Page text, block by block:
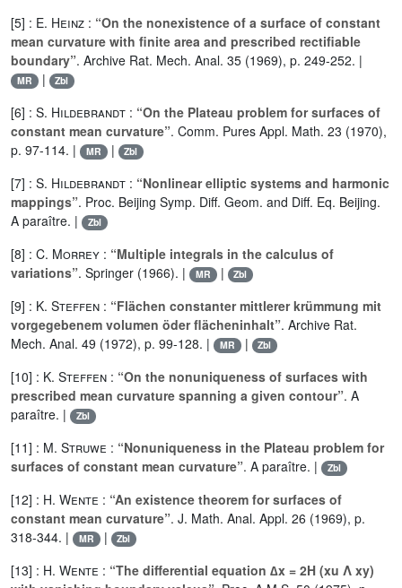
[5] : E. Heinz : “On the nonexistence of a surface of constant
mean curvature with finite area and prescribed rectifiable
boundary”. Archive Rat. Mech. Anal. 35 (1969), p. 249-252. |
MR | Zbl
[6] : S. Hildebrandt : “On the Plateau problem for surfaces of
constant mean curvature”. Comm. Pures Appl. Math. 23 (1970),
p. 97-114. |
MR | Zbl
[7] : S. Hildebrandt : “Nonlinear elliptic systems and harmonic
mappings”. Proc. Beijing Symp. Diff. Geom. and Diff. Eq. Beijing.
A paraître. |
Zbl
[8] : C. Morrey : “Multiple integrals in the calculus of
variations”. Springer (1966). | MR | Zbl
[9] : K. Steffen : “Flächen constanter mittlerer krümmung mit
vorgegebenem volumen öder flächeninhalt”. Archive Rat.
Mech. Anal. 49 (1972), p. 99-128. |
MR | Zbl
[10] : K. Steffen : “On the nonuniqueness of surfaces with
prescribed mean curvature spanning a given contour”. A
paraître. |
Zbl
[11] : M. Struwe : “Nonuniqueness in the Plateau problem for
surfaces of constant mean curvature”. A paraître. | Zbl
[12] : H. Wente : “An existence theorem for surfaces of
constant mean curvature”. J. Math. Anal. Appl. 26 (1969), p.
318-344. |
MR | Zbl
[13] : H. Wente : “The differential equation ∆x = 2H (xu Λ xy)